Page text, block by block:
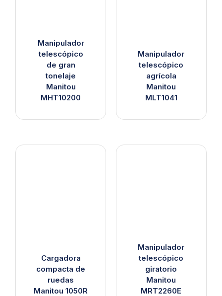
Manipulador
telescópico
de gran
tonelaje
Manitou
MHT10200
Manipulador
telescópico
agrícola
Manitou
MLT1041
Cargadora
compacta de
ruedas
Manitou 1050R
Manipulador
telescópico
giratorio
Manitou
MRT2260E